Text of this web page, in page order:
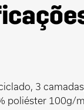
3
poliéster 100g/